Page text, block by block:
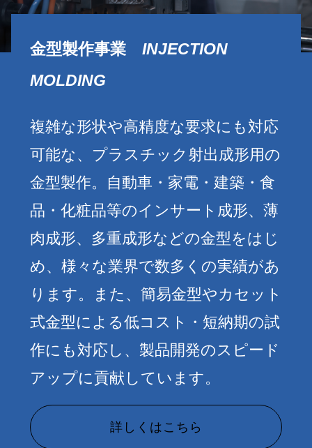
金型製作事業 INJECTION
MOLDING
複雑な形状や高精度な要求にも対応
可能な、プラスチック射出成形用の
金型製作。自動車・家電・建築・食
品・化粧品等のインサート成形、薄
肉成形、多重成形などの金型をはじ
め、様々な業界で数多くの実績があ
ります。また、簡易金型やカセット
式金型による低コスト・短納期の試
作にも対応し、製品開発のスピード
アップに貢献しています。
詳しくはこちら